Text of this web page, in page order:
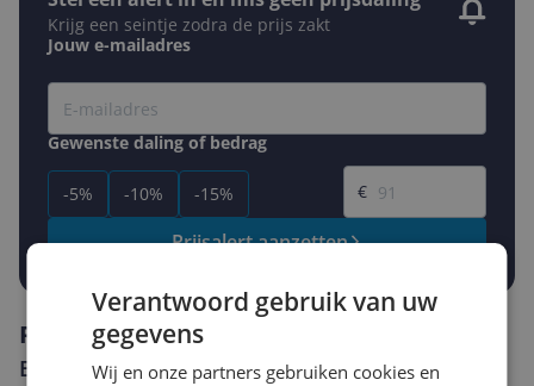
Krijg een seintje zodra de prijs zakt
Jouw e-mailadres
Gewenste daling of bedrag
-5% -10% -15%
Gewenste prijs
€
Prijsalert aanzetten
Reviews
Er zijn nog geen reviews geschreven
Verantwoord gebruik van uw
gegevens
Wij en onze partners gebruiken cookies en